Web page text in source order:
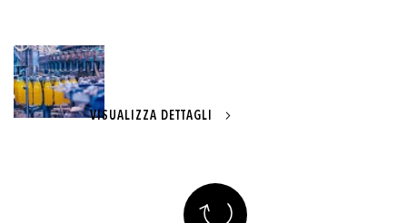
VISUALIZZA DETTAGLI